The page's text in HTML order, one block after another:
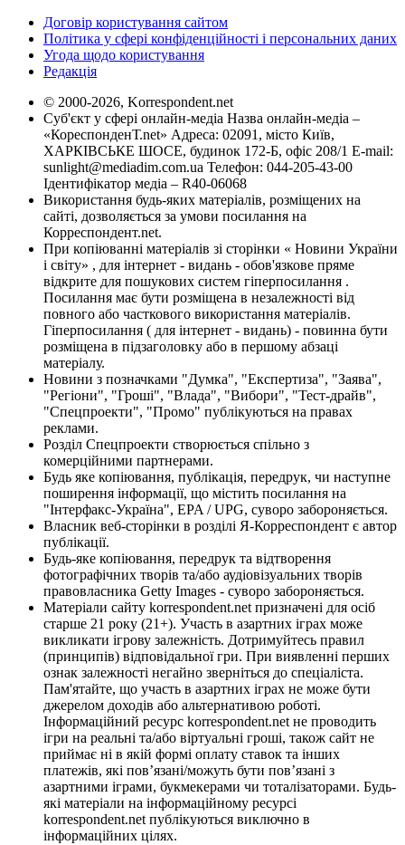
Договір користування сайтом
Політика у сфері конфіденційності і персональних даних
Угода щодо користування
Редакція
© 2000-2026, Korrespondent.net
Суб'єкт у сфері онлайн-медіа Назва онлайн-медіа –
«КореспонденТ.net» Адреса: 02091, місто Київ,
ХАРКІВСЬКЕ ШОСЕ, будинок 172-Б, офіс 208/1 E-mail:
sunlight@mediadim.com.ua Телефон: 044-205-43-00
Ідентифікатор медіа – R40-06068
Використання будь-яких матеріалів, розміщених на
сайті, дозволяється за умови посилання на
Корреспондент.net.
При копіюванні матеріалів зі сторінки « Новини України
і світу» , для інтернет - видань - обов'язкове пряме
відкрите для пошукових систем гіперпосилання .
Посилання має бути розміщена в незалежності від
повного або часткового використання матеріалів.
Гіперпосилання ( для інтернет - видань) - повинна бути
розміщена в підзаголовку або в першому абзаці
матеріалу.
Новини з позначками "Думка", "Експертиза", "Заява",
"Регіони", "Гроші", "Влада", "Вибори", "Тест-драйв",
"Спецпроекти", "Промо" публікуються на правах
реклами.
Розділ Спецпроекти створюється спільно з
комерційними партнерами.
Будь яке копіювання, публікація, передрук, чи наступне
поширення інформації, що містить посилання на
"Інтерфакс-Україна", EPA / UPG, суворо забороняється.
Власник веб-сторінки в розділі Я-Корреспондент є автор
публікації.
Будь-яке копіювання, передрук та відтворення
фотографічних творів та/або аудіовізуальних творів
правовласника Getty Images - суворо забороняється.
Матеріали сайту korrespondent.net призначені для осіб
старше 21 року (21+). Участь в азартних іграх може
викликати ігрову залежність. Дотримуйтесь правил
(принципів) відповідальної гри. При виявленні перших
ознак залежності негайно зверніться до спеціаліста.
Пам'ятайте, що участь в азартних іграх не може бути
джерелом доходів або альтернативою роботі.
Інформаційний ресурс korrespondent.net не проводить
ігри на реальні та/або віртуальні гроші, також сайт не
приймає ні в якій формі оплату ставок та інших
платежів, які пов’язані/можуть бути пов’язані з
азартними іграми, букмекерами чи тоталізаторами. Будь-
які матеріали на інформаційному ресурсі
korrespondent.net публікуються виключно в
інформаційних цілях.